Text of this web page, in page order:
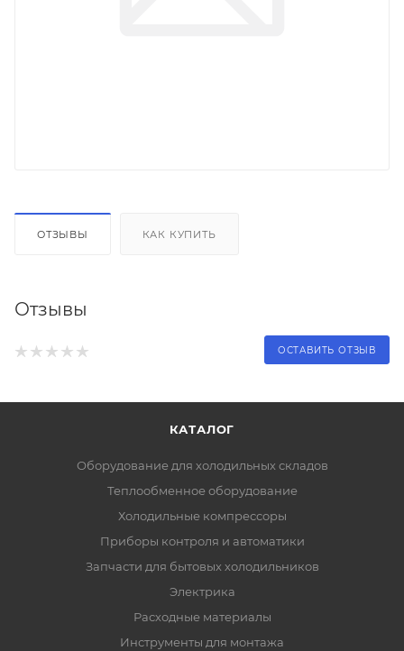
ОТЗЫВЫ КАК КУПИТЬ
Отзывы
ОСТАВИТЬ ОТЗЫВ
КАТАЛОГ
Оборудование для холодильных складов
Теплообменное оборудование
Холодильные компрессоры
Приборы контроля и автоматики
Запчасти для бытовых холодильников
Электрика
Расходные материалы
Инструменты для монтажа